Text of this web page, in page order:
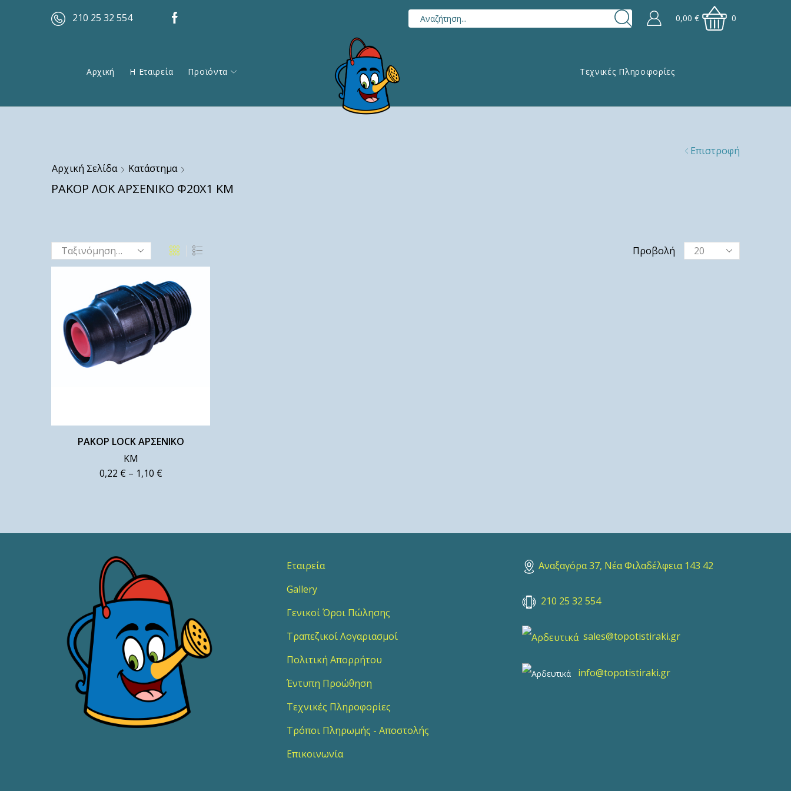
210 25 32 554 0,00€ 0
Αρχική Η Εταιρεία Προϊόντα Τεχνικές Πληροφορίες
Αρχική Σελίδα Κατάστημα
ΡΑΚΟΡ ΛΟΚ ΑΡΣΕΝΙΚΟ Φ20Χ1 ΚΜ
Επιστροφή
Προβολή
ΡΑΚΟΡ LOCK ΑΡΣΕΝΙΚΟ
ΚΜ
0,22 € – 1,10 €
Εταιρεία
Gallery
Γενικοί Όροι Πώλησης
Τραπεζικοί Λογαριασμοί
Πολιτική Απορρήτου
Έντυπη Προώθηση
Τεχνικές Πληροφορίες
Τρόποι Πληρωμής - Αποστολής
Επικοινωνία
Αναξαγόρα 37, Νέα Φιλαδέλφεια 143 42
210 25 32 554
sales@topotistiraki.gr
info@topotistiraki.gr